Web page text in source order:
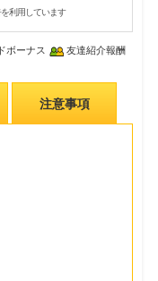
利用しています
ボーナス 友達紹介報酬
注意事項